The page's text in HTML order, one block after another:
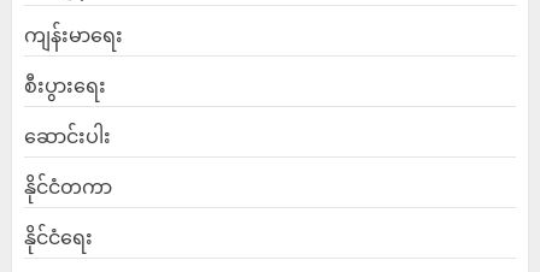
ကျန်းမာရေး
စီးပွားရေး
ဆောင်းပါး
နိုင်ငံတကာ
နိုင်ငံရေး